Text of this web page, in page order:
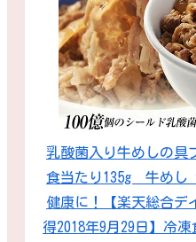
乳酸菌入り牛めしの具
食当たり135g 牛めし
健康に！【楽天総合デ
得2018年9月29日】冷